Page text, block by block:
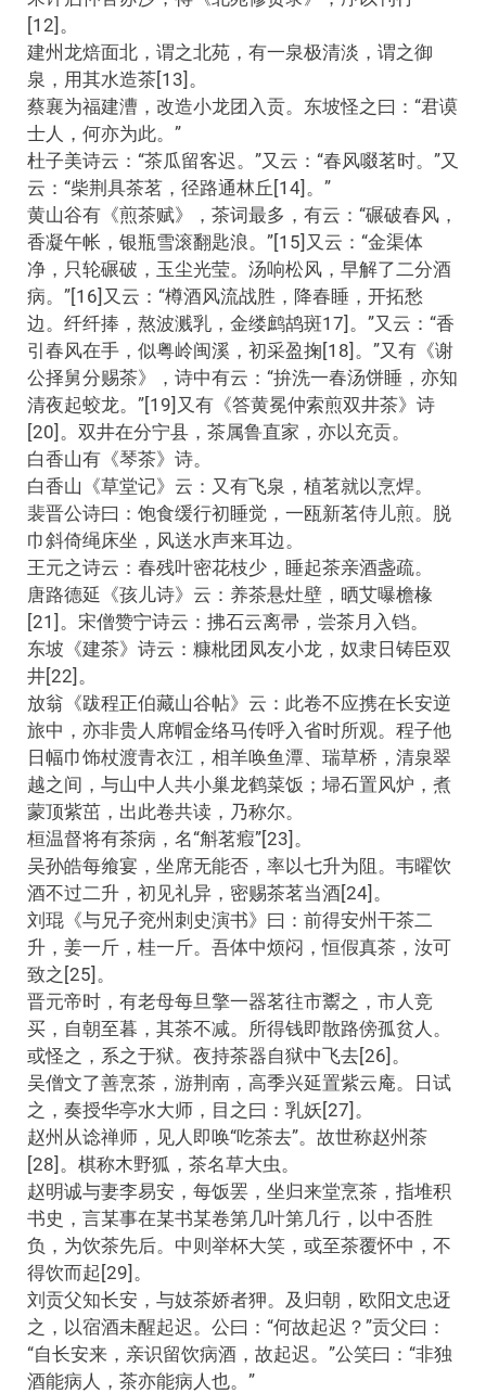
[12]。
建州龙焙面北，谓之北苑，有一泉极清淡，谓之御
泉，用其水造茶[13]。
蔡襄为福建漕，改造小龙团入贡。东坡怪之曰：“君谟
士人，何亦为此。”
杜子美诗云：“茶瓜留客迟。”又云：“春风啜茗时。”又
云：“柴荆具茶茗，径路通林丘[14]。”
黄山谷有《煎茶赋》，茶词最多，有云：“碾破春风，
香凝午帐，银瓶雪滚翻匙浪。”[15]又云：“金渠体
净，只轮碾破，玉尘光莹。汤响松风，早解了二分酒
病。”[16]又云：“樽酒风流战胜，降春睡，开拓愁
边。纤纤捧，熬波溅乳，金缕鹧鸪斑17]。”又云：“香
引春风在手，似粤岭闽溪，初采盈掬[18]。”又有《谢
公择舅分赐茶》，诗中有云：“拚洗一春汤饼睡，亦知
清夜起蛟龙。”[19]又有《答黄冕仲索煎双井茶》诗
[20]。双井在分宁县，茶属鲁直家，亦以充贡。
白香山有《琴茶》诗。
白香山《草堂记》云：又有飞泉，植茗就以烹焊。
裴晋公诗曰：饱食缓行初睡觉，一瓯新茗侍儿煎。脱
巾斜倚绳床坐，风送水声来耳边。
王元之诗云：春残叶密花枝少，睡起茶亲酒盏疏。
唐路德延《孩儿诗》云：养茶悬灶壁，晒艾曝檐椽
[21]。宋僧赞宁诗云：拂石云离帚，尝茶月入铛。
东坡《建茶》诗云：糠枇团凤友小龙，奴隶日铸臣双
井[22]。
放翁《跋程正伯藏山谷帖》云：此卷不应携在长安逆
旅中，亦非贵人席帽金络马传呼入省时所观。程子他
日幅巾饰杖渡青衣江，相羊唤鱼潭、瑞草桥，清泉翠
越之间，与山中人共小巢龙鹤菜饭；埽石置风炉，煮
蒙顶紫茁，出此卷共读，乃称尔。
桓温督将有茶病，名“斛茗瘕”[23]。
吴孙皓每飨宴，坐席无能否，率以七升为阻。韦曜饮
酒不过二升，初见礼异，密赐茶茗当酒[24]。
刘琨《与兄子兖州刺史演书》曰：前得安州干茶二
升，姜一斤，桂一斤。吾体中烦闷，恒假真茶，汝可
致之[25]。
晋元帝时，有老母每旦擎一器茗往市鬻之，市人竞
买，自朝至暮，其茶不减。所得钱即散路傍孤贫人。
或怪之，系之于狱。夜持茶器自狱中飞去[26]。
吴僧文了善烹茶，游荆南，高季兴延置紫云庵。日试
之，奏授华亭水大师，目之曰：乳妖[27]。
赵州从谂禅师，见人即唤“吃茶去”。故世称赵州茶
[28]。棋称木野狐，茶名草大虫。
赵明诚与妻李易安，每饭罢，坐归来堂烹茶，指堆积
书史，言某事在某书某卷第几叶第几行，以中否胜
负，为饮茶先后。中则举杯大笑，或至茶覆怀中，不
得饮而起[29]。
刘贡父知长安，与妓茶娇者狎。及归朝，欧阳文忠迓
之，以宿酒未醒起迟。公曰：“何故起迟？”贡父曰：
“自长安来，亲识留饮病酒，故起迟。”公笑曰：“非独
酒能病人，茶亦能病人也。”